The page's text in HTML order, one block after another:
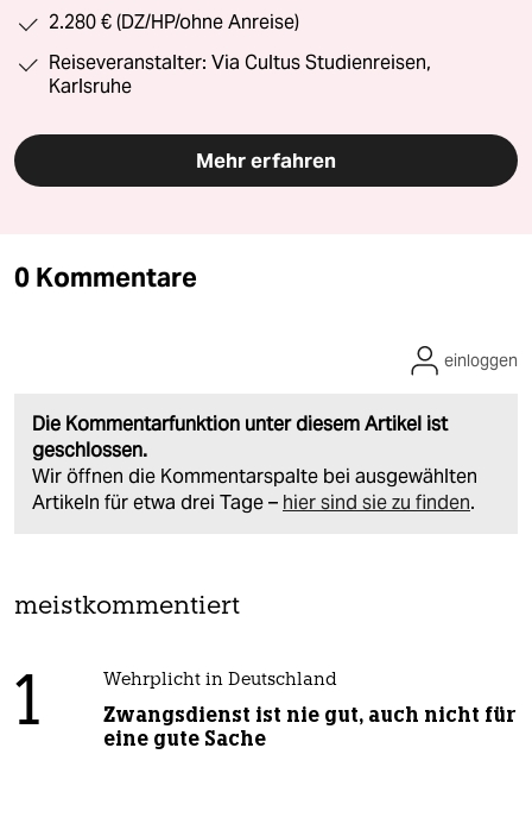
2.280 € (DZ/HP/ohne Anreise)
Reiseveranstalter: Via Cultus Studienreisen,
Karlsruhe
Mehr erfahren
0 Kommentare
Die Kommentarfunktion unter diesem Artikel ist
geschlossen.
Wir öffnen die Kommentarspalte bei ausgewählten
Artikeln für etwa drei Tage – hier sind sie zu finden.
einloggen
meistkommentiert
1 Wehrplicht in Deutschland
Zwangsdienst ist nie gut, auch nicht für
eine gute Sache